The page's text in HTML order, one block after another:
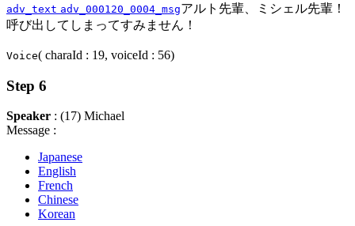
adv_text adv_000120_0004_msgアルト先輩、ミシェル先輩！
呼び出してしまってすみません！
Voice( charaId : 19, voiceId : 56)
Step 6
Speaker : (17) Michael
Message :
Japanese
English
French
Chinese
Korean